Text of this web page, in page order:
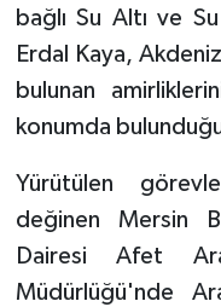
bağlı Su Altı ve
Erdal Kaya,
bulunan
konumda
Yürütülen
değinen Mersin
Dairesi Afet
Müdürlüğü'nde